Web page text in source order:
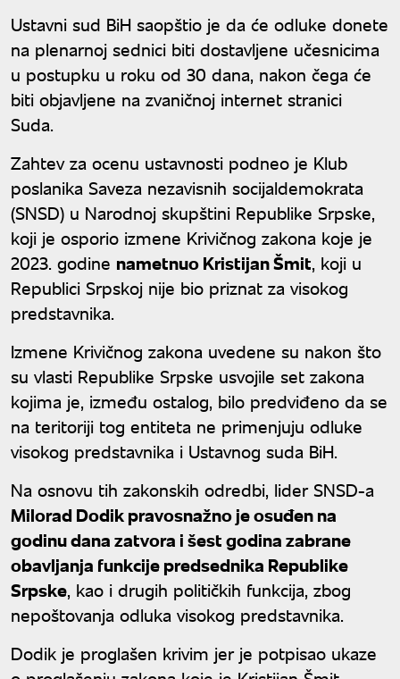
Ustavni sud BiH saopštio je da će odluke donete
na plenarnoj sednici biti dostavljene učesnicima
u postupku u roku od 30 dana, nakon čega će
biti objavljene na zvaničnoj internet stranici
Suda.
Zahtev za ocenu ustavnosti podneo je Klub
poslanika Saveza nezavisnih socijaldemokrata
(SNSD) u Narodnoj skupštini Republike Srpske,
koji je osporio izmene Krivičnog zakona koje je
2023. godine nametnuo Kristijan Šmit, koji u
Republici Srpskoj nije bio priznat za visokog
predstavnika.
Izmene Krivičnog zakona uvedene su nakon što
su vlasti Republike Srpske usvojile set zakona
kojima je, između ostalog, bilo predviđeno da se
na teritoriji tog entiteta ne primenjuju odluke
visokog predstavnika i Ustavnog suda BiH.
Na osnovu tih zakonskih odredbi, lider SNSD-a
Milorad Dodik pravosnažno je osuđen na
godinu dana zatvora i šest godina zabrane
obavljanja funkcije predsednika Republike
Srpske, kao i drugih političkih funkcija, zbog
nepoštovanja odluka visokog predstavnika.
Dodik je proglašen krivim jer je potpisao ukaze